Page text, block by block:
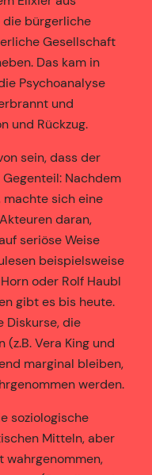
die bürgerliche
Gesellschaft
Das kam in
Psychoanalyse
und
und Rückzug.
sein, dass der
Nachdem
machte sich eine
daran,
seriöse Weise
beispielsweise
oder Rolf Haubl
gibt es bis heute.
Diskurse, die
Vera King und
marginal bleiben,
werden.
soziologische
Mitteln, aber
wahrgenommen,